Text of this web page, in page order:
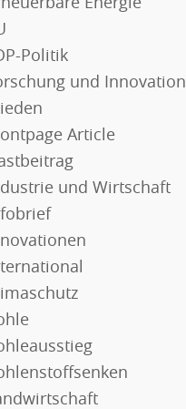
Energie
Politik
und Innovation
Article
und Wirtschaft